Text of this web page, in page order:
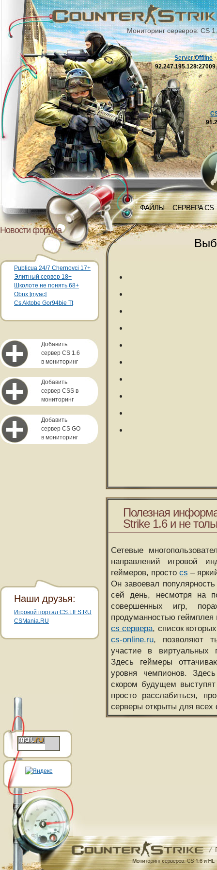
Мониторинг серверов: CS
ФАЙЛЫ СЕРВЕРА CS
Server Offline
92.247.195.128:27009
Новости форума
Publicua 24/7 Chernovci 17+
Элитный сервер 18+
Школоте не понять 68+
Obnx [myac]
Cs Aktobe Gor94bie Tt
Добавить
сервер CS 1.6
в мониторинг
Добавить
сервер CSS в
мониторинг
Добавить
сервер CS GO
в мониторинг
Полезная
Strike 1.6 и не
Сетевые
направлений игровой
геймеров, простоcs –
Он завоевал
сей день, несмотря на
совершенных игр,
продуманностью
cs сервера, список
cs-online.ru, позволяют
участие в виртуальных
Здесь геймеры
уровня чемпионов.
скором будущем
просто расслабиться,
серверы открыты для всех
Наши друзья:
Игровой портал CS.LIFS.RU
CSMania.RU